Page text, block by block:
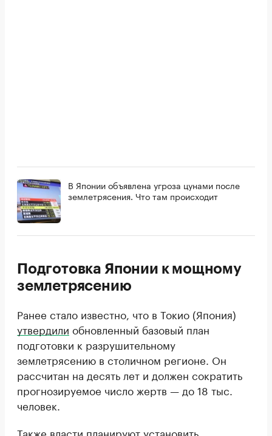
В Японии объявлена угроза цунами после
землетрясения. Что там происходит
Подготовка Японии к мощному
землетрясению
Ранее стало известно, что в Токио (Япония)
утвердили обновленный базовый план
подготовки к разрушительному
землетрясению в столичном регионе. Он
рассчитан на десять лет и должен сократить
прогнозируемое число жертв — до 18 тыс.
человек.
Также власти планируют установить